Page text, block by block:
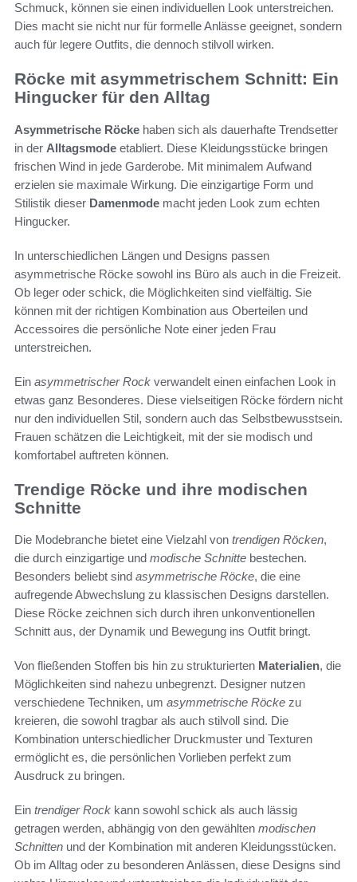
Schmuck, können sie einen individuellen Look unterstreichen.
Dies macht sie nicht nur für formelle Anlässe geeignet, sondern
auch für legere Outfits, die dennoch stilvoll wirken.
Röcke mit asymmetrischem Schnitt: Ein
Hingucker für den Alltag
Asymmetrische Röcke haben sich als dauerhafte Trendsetter
in der Alltagsmode etabliert. Diese Kleidungsstücke bringen
frischen Wind in jede Garderobe. Mit minimalem Aufwand
erzielen sie maximale Wirkung. Die einzigartige Form und
Stilistik dieser Damenmode macht jeden Look zum echten
Hingucker.
In unterschiedlichen Längen und Designs passen
asymmetrische Röcke sowohl ins Büro als auch in die Freizeit.
Ob leger oder schick, die Möglichkeiten sind vielfältig. Sie
können mit der richtigen Kombination aus Oberteilen und
Accessoires die persönliche Note einer jeden Frau
unterstreichen.
Ein asymmetrischer Rock verwandelt einen einfachen Look in
etwas ganz Besonderes. Diese vielseitigen Röcke fördern nicht
nur den individuellen Stil, sondern auch das Selbstbewusstsein.
Frauen schätzen die Leichtigkeit, mit der sie modisch und
komfortabel auftreten können.
Trendige Röcke und ihre modischen
Schnitte
Die Modebranche bietet eine Vielzahl von trendigen Röcken,
die durch einzigartige und modische Schnitte bestechen.
Besonders beliebt sind asymmetrische Röcke, die eine
aufregende Abwechslung zu klassischen Designs darstellen.
Diese Röcke zeichnen sich durch ihren unkonventionellen
Schnitt aus, der Dynamik und Bewegung ins Outfit bringt.
Von fließenden Stoffen bis hin zu strukturierten Materialien, die
Möglichkeiten sind nahezu unbegrenzt. Designer nutzen
verschiedene Techniken, um asymmetrische Röcke zu
kreieren, die sowohl tragbar als auch stilvoll sind. Die
Kombination unterschiedlicher Druckmuster und Texturen
ermöglicht es, die persönlichen Vorlieben perfekt zum
Ausdruck zu bringen.
Ein trendiger Rock kann sowohl schick als auch lässig
getragen werden, abhängig von den gewählten modischen
Schnitten und der Kombination mit anderen Kleidungsstücken.
Ob im Alltag oder zu besonderen Anlässen, diese Designs sind